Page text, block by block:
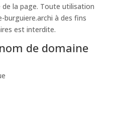
de la page. Toute utilisation
burguiere.archi à des fins
est interdite.
de domaine